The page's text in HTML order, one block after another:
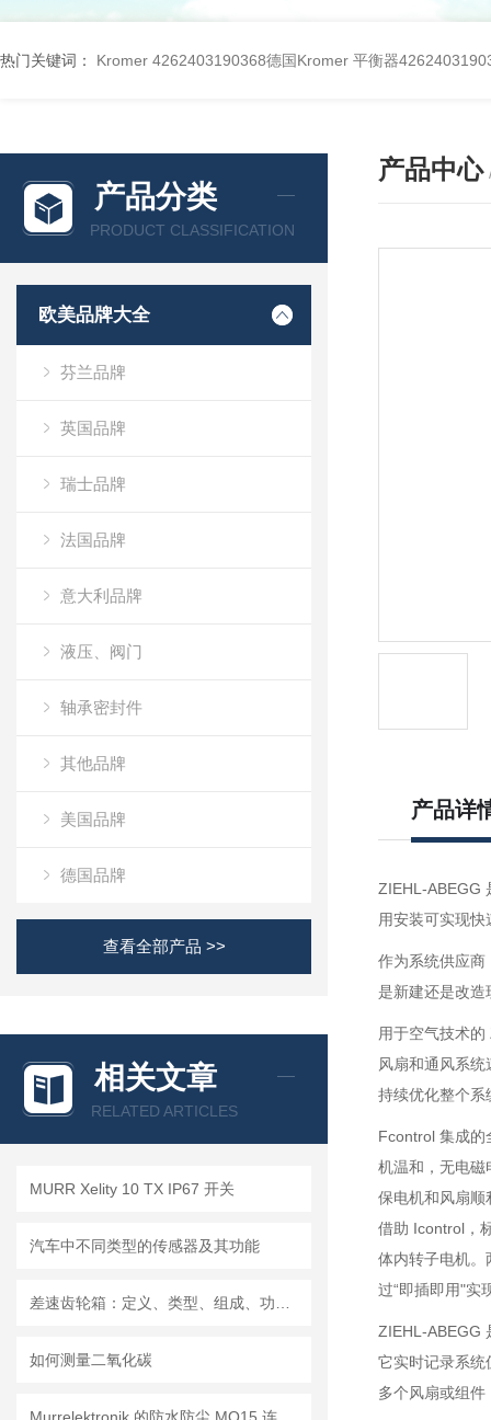
热门关键词： Kromer 4262403190368德国Kromer 平衡器
产品分类
PRODUCT CLASSIFICATION
欧美品牌大全
芬兰品牌
英国品牌
瑞士品牌
法国品牌
意大利品牌
液压、阀门
轴承密封件
其他品牌
美国品牌
德国品牌
查看全部产品 >>
相关文章
RELATED ARTICLES
MURR Xelity 10 TX IP67 开关
汽车中不同类型的传感器及其功能
如何测量二氧化碳
产品中心
产品详
ZIEHL-ABEGG
用安装可实现
作为系统供应商
是新建还是改造
用于空气技术
风扇和通风系
持续优化整个系
Fcontrol 集成的
机温和，无电磁
保电机和风扇顺
借助 Icontrol，
体内转子电机。
过“即插即用"实
ZIEHL-ABEGG
它实时记录系统
多个风扇或组